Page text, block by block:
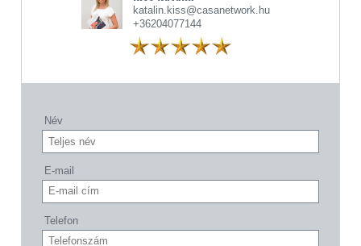
katalin.kiss@casanetwork.hu
+36204077144
Név
E-mail
Telefon